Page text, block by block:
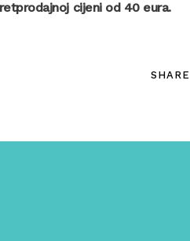
cijeni od 40 eura.
SHARE